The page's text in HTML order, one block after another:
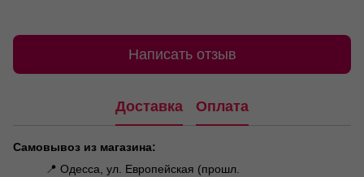
Написать отзыв
Доставка Оплата
Самовывоз из магазина:
📍 Одесса, ул. Европейская (прошл.